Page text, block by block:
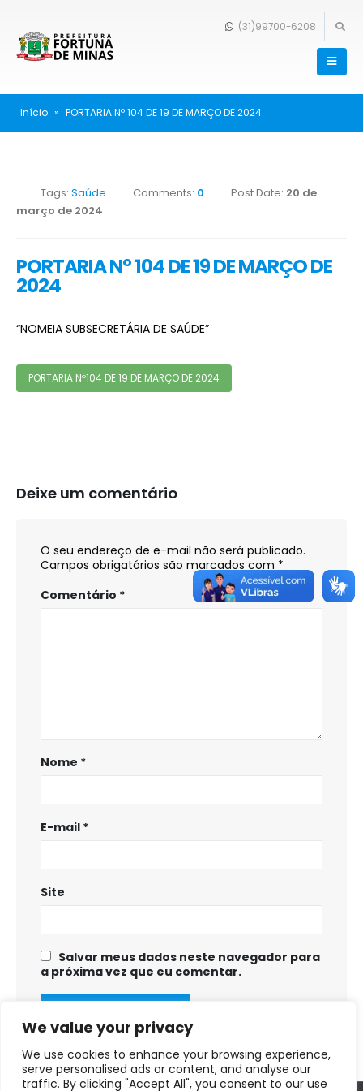
We value your privacy
We use cookies to enhance your browsing experience,
serve personalised ads or content, and analyse our
traffic. By clicking "Accept All", you consent to our use
(31)99700-6208
Início » PORTARIA Nº 104 DE 19 DE MARÇO DE 2024
Tags: Saúde Comments: 0 Post Date: 20 de
março de 2024
PORTARIA Nº 104 DE 19 DE MARÇO DE
2024
“NOMEIA SUBSECRETÁRIA DE SAÚDE”
PORTARIA Nº104 DE 19 DE MARÇO DE 2024
Deixe um comentário
O seu endereço de e-mail não será publicado.
Campos obrigatórios são marcados com *
Comentário *
Nome *
E-mail *
Site
Salvar meus dados neste navegador para
a próxima vez que eu comentar.